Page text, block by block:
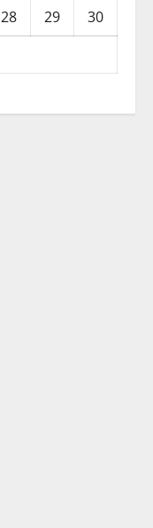
28 29
30